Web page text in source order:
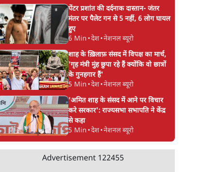
पेंटर प्रशांत की दर्दनाक दास्तान- जंतर
मंतर पर पैलेट गन से 5 नहीं, 6 लोग घायल
हुए
6 Min •देश•नेशनल ब्यूरो
शाह के ख़िलाफ़ संसद में विपक्ष का मार्च,
'गृह मंत्री मुंह छुपा रहे हैं क्योंकि वो छात्रों
के गुनहगार हैं'
5 Min •देश•नेशनल ब्यूरो
'अमित शाह के संसद में आने पर विचार
करे सरकार': राज्यसभा सभापति ने केंद्र
से कहा
5 Min •देश•नेशनल ब्यूरो
Advertisement 122455